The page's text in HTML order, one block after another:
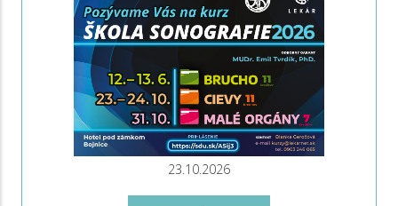
23.10.2026